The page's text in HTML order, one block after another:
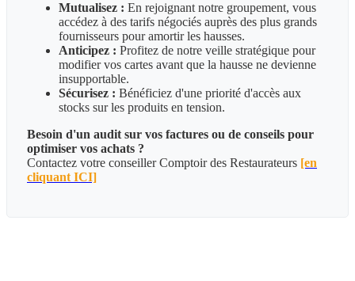
Mutualisez : En rejoignant notre groupement, vous
accédez à des tarifs négociés auprès des plus grands
fournisseurs pour amortir les hausses.
Anticipez : Profitez de notre veille stratégique pour
modifier vos cartes avant que la hausse ne devienne
insupportable.
Sécurisez : Bénéficiez d'une priorité d'accès aux
stocks sur les produits en tension.
Besoin d'un audit sur vos factures ou de conseils pour
optimiser vos achats ?
Contactez votre conseiller Comptoir des Restaurateurs [en
cliquant ICI]